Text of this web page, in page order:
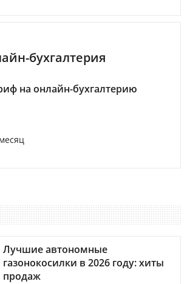
бухгалтерия
на онлайн-бухгалтерию
Лучшие автономные
газонокосилки в 2026 году: хиты
продаж